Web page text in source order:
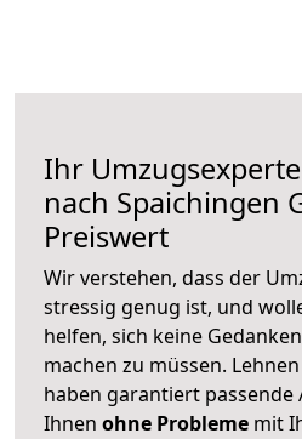
Ihr
nach Spaichingen
Preiswert
Wir verstehen, dass der
stressig genug ist, und
helfen, sich keine
machen zu müssen.
haben garantiert passende
Ihnen ohne Probleme mit